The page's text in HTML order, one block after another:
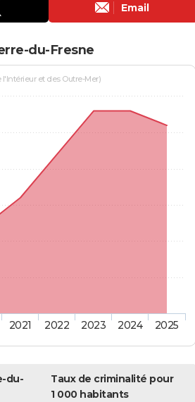
Email
du-Fresne
et des Outre-Mer)
2021 2022 2023 2024 2025
du-
Taux de criminalité pour
1 000 habitants